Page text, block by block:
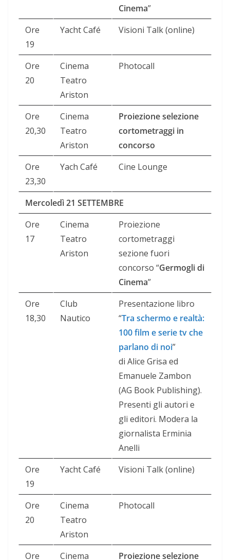
Cinema”
Ore
19
Yacht Café Visioni Talk (online)
Ore
20
Cinema
Teatro
Ariston
Photocall
Ore
20,30
Cinema
Teatro
Ariston
Proiezione selezione
cortometraggi in
concorso
Ore
23,30
Yach Café Cine Lounge
Mercoledì 21 SETTEMBRE
Ore
17
Cinema
Teatro
Ariston
Proiezione
cortometraggi
sezione fuori
concorso “Germogli di
Cinema”
Ore
18,30
Club
Nautico
Presentazione libro
“Tra schermo e realtà:
100 film e serie tv che
parlano di noi”
di Alice Grisa ed
Emanuele Zambon
(AG Book Publishing).
Presenti gli autori e
gli editori. Modera la
giornalista Erminia
Anelli
Ore
19
Yacht Café Visioni Talk (online)
Ore
20
Cinema
Teatro
Ariston
Photocall
Ore
Cinema
Proiezione selezione